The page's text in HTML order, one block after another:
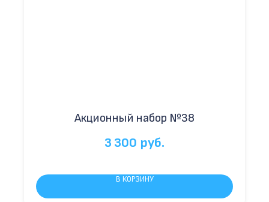
Акционный набор №38
3 300 руб.
В КОРЗИНУ